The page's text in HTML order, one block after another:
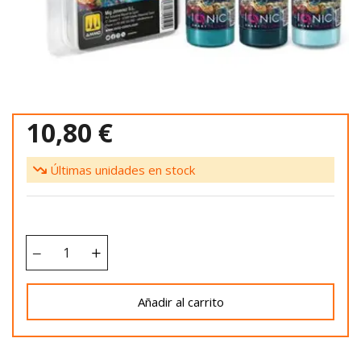
10,80 €
Últimas unidades en stock
Añadir al carrito